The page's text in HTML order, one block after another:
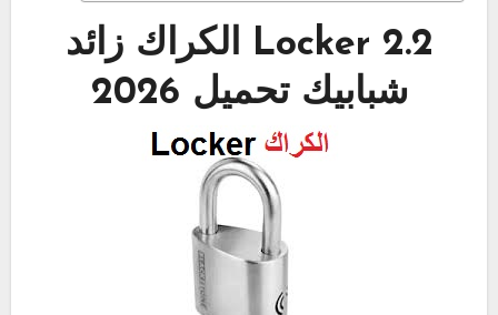
2.2 Locker الكراك زائد
شبابيك تحميل 2026